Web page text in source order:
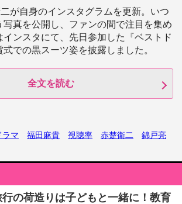
が自身のインスタグラムを更新。いつ
写真を公開し、ファンの間で注目を集め
インスタにて、先日参加した『ベストド
での黒スーツ姿を披露しました。
全文を読む
ラマ 福田麻貴 視聴率 赤楚衛二 錦戸亮
の荷造りは子どもと一緒に！教育